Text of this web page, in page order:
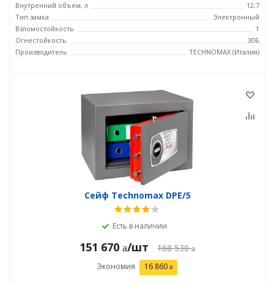
Внутренний объем, л
12,7
Тип замка
Электронный
Взломостойкость
1
Огнестойкость
30Б
Производитель
TECHNOMAX (Италия)
Сейф Technomax DPE/5
Есть в наличии
151 670 /шт 168 530
Экономия 16 860